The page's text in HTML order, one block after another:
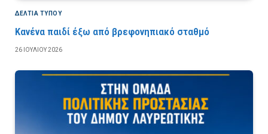
ΔΕΛΤΙΑ ΤΥΠΟΥ
Κανένα παιδί έξω από βρεφονηπιακό σταθμό
26 ΙΟΥΛΊΟΥ 2026